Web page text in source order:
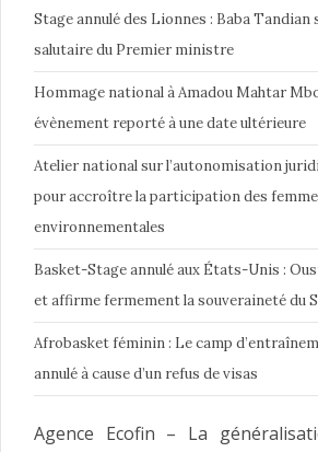
Stage annulé des Lionnes : Baba Tandian
salutaire du Premier ministre
Hommage national à Amadou Mahtar
évènement reporté à une date ultérieure
Atelier national sur l’autonomisation
pour accroître la participation des
environnementales
Basket-Stage annulé aux États-Unis :
et affirme fermement la souveraineté du
Afrobasket féminin : Le camp
annulé à cause d’un refus de visas
Agence Ecofin – La